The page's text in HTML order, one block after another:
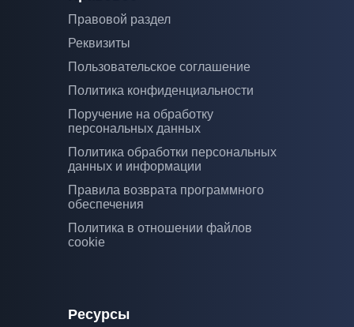
Правовой раздел
Реквизиты
Пользовательское соглашение
Политика конфиденциальности
Поручение на обработку
персональных данных
Политика обработки персональных
данных и информации
Правила возврата программного
обеспечения
Политика в отношении файлов
cookie
Ресурсы